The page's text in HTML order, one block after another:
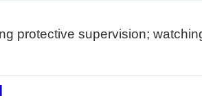
protective supervision;